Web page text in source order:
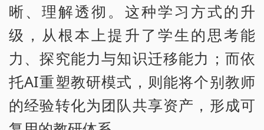
晰、理解透彻。这种学习方式的升
级，从根本上提升了学生的思考能
力、探究能力与知识迁移能力；而依
托AI重塑教研模式，则能将个别教师
的经验转化为团队共享资产，形成可